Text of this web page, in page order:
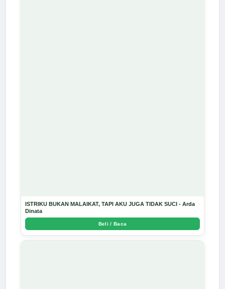
ISTRIKU BUKAN MALAIKAT, TAPI AKU JUGA TIDAK SUCI - Arda
Dinata
Beli / Baca